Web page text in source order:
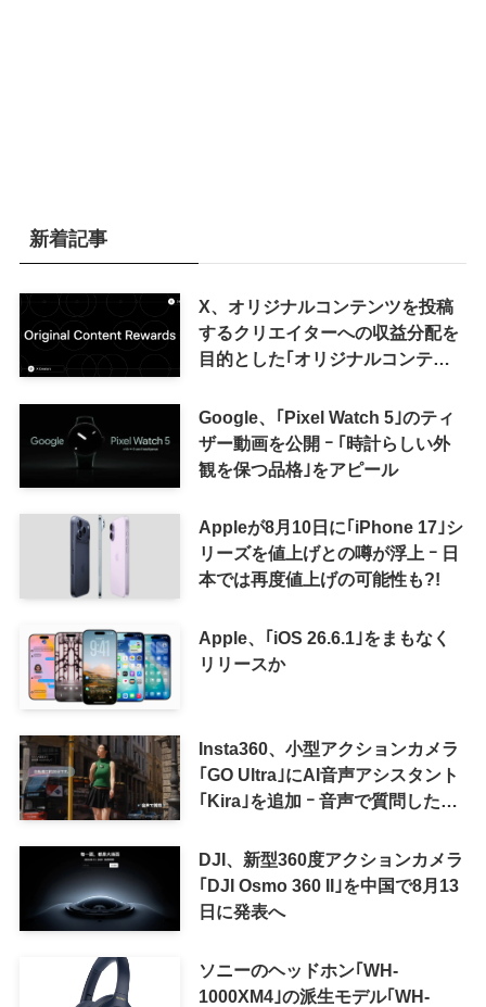
新着記事
X、オリジナルコンテンツを投稿
するクリエイターへの収益分配を
目的とした｢オリジナルコンテン
来の｢収益分配｣は廃止
Google、｢Pixel Watch 5｣のティ
ザー動画を公開 ｰ ｢時計らしい外
観を保つ品格｣をアピール
Appleが8月10日に｢iPhone 17｣シ
リーズを値上げとの噂が浮上 ｰ 日
本では再度値上げの可能性も?!
Apple、｢iOS 26.6.1｣をまもなく
リリースか
Insta360、小型アクションカメラ
｢GO Ultra｣にAI音声アシスタント
｢Kira｣を追加 ｰ 音声で質問した
可能に
DJI、新型360度アクションカメラ
｢DJI Osmo 360 II｣を中国で8月13
日に発表へ
ソニーのヘッドホン｢WH-
1000XM4｣の派生モデル｢WH-